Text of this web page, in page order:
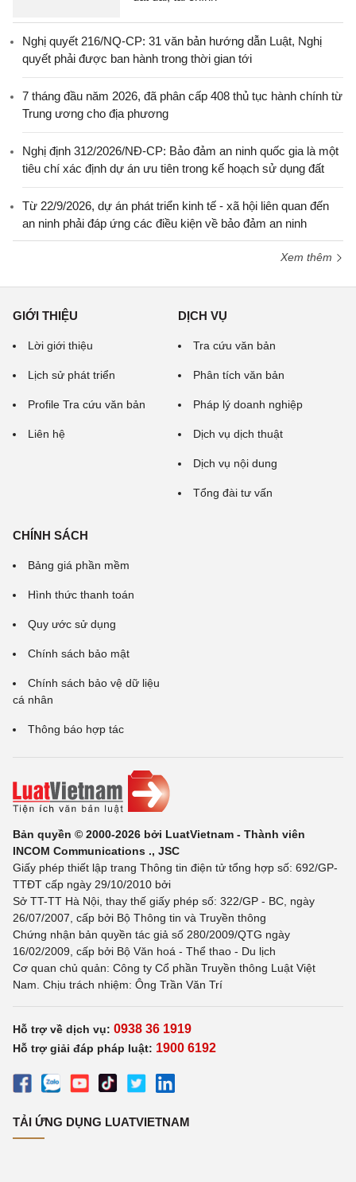
Nghị quyết 216/NQ-CP: 31 văn bản hướng dẫn Luật, Nghị
quyết phải được ban hành trong thời gian tới
7 tháng đầu năm 2026, đã phân cấp 408 thủ tục hành chính từ
Trung ương cho địa phương
Nghị định 312/2026/NĐ-CP: Bảo đảm an ninh quốc gia là một
tiêu chí xác định dự án ưu tiên trong kế hoạch sử dụng đất
Từ 22/9/2026, dự án phát triển kinh tế - xã hội liên quan đến
an ninh phải đáp ứng các điều kiện về bảo đảm an ninh
Xem thêm
GIỚI THIỆU
Lời giới thiệu
Lịch sử phát triển
Profile Tra cứu văn bản
Liên hệ
DỊCH VỤ
Tra cứu văn bản
Phân tích văn bản
Pháp lý doanh nghiệp
Dịch vụ dịch thuật
Dịch vụ nội dung
Tổng đài tư vấn
CHÍNH SÁCH
Bảng giá phần mềm
Hình thức thanh toán
Quy ước sử dụng
Chính sách bảo mật
Chính sách bảo vệ dữ liệu
cá nhân
Thông báo hợp tác
Bản quyền © 2000-2026 bởi LuatVietnam - Thành viên
INCOM Communications ., JSC
Giấy phép thiết lập trang Thông tin điện tử tổng hợp số: 692/GP-
TTĐT cấp ngày 29/10/2010 bởi
Sở TT-TT Hà Nội, thay thế giấy phép số: 322/GP - BC, ngày
26/07/2007, cấp bởi Bộ Thông tin và Truyền thông
Chứng nhận bản quyền tác giả số 280/2009/QTG ngày
16/02/2009, cấp bởi Bộ Văn hoá - Thể thao - Du lịch
Cơ quan chủ quản: Công ty Cổ phần Truyền thông Luật Việt
Nam. Chịu trách nhiệm: Ông Trần Văn Trí
Hỗ trợ về dịch vụ: 0938 36 1919
Hỗ trợ giải đáp pháp luật: 1900 6192
TẢI ỨNG DỤNG LUATVIETNAM